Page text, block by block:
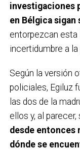
investigaciones
en Bélgica sigan
entorpezcan esta
incertidumbre a la
Según la versión
policiales, Egiluz
las dos de la
ellos y, al
desde entonces
dónde se